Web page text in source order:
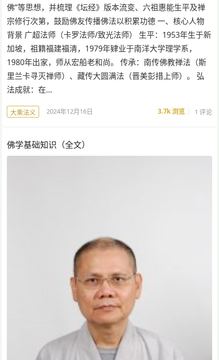
佛”等思想，并梳理《坛经》版本流变、六祖惠能生平及禅
宗修行次第，鼓励佛友传播佛法以积累功德 一、核心人物
背景 广超法师（卡罗法师/致光法师） 生平：1953年生于新
加坡，祖籍福建福清，1979年肄业于南洋大学理学系，
1980年出家，师从宏船老和尚。 传承：南传佛教禅法（斯
里兰卡寻灭禅师）、藏传大圆满法（晋美彭措上师）。 弘
法成就：在…
大乘法义 2024年12月16日 3.7k浏览 1 评论
佛学基础知识（全文）